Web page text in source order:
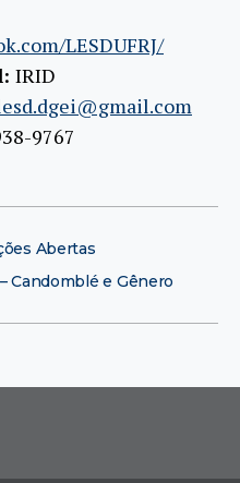
LESDUFRJ/
IRID
9767
Abertas
Candomblé e Gênero